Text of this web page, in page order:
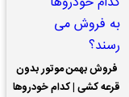
فروش بهمن موتور بدون
قرعه کشی | کدام خودروها